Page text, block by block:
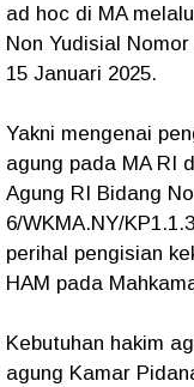
ad hoc di MA
Non Yudisial
15 Januari 2025.
Yakni mengenai
agung pada MA RI
Agung RI Bidang
6/WKMA.NY/
perihal pengisian
HAM pada
Kebutuhan hakim
agung Kamar